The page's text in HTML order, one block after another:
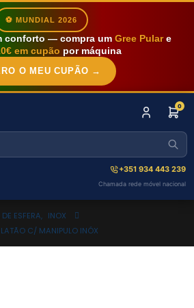
⚽ MUNDIAL 2026
conforto — compra um Gree Pulare
em cupão por máquina
O MEU CUPÃO →
0
+351 934 443 239
Chamada rede móvel nacional
ESFERA, INOX
C/ MANIPULO INÓX